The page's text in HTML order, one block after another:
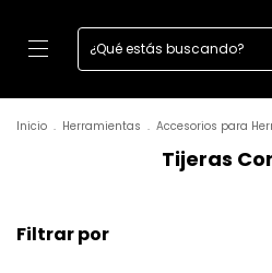
Inicio . Herramientas . Accesorios para
Tijeras
Filtrar por